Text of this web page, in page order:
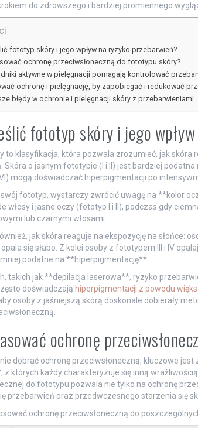
do zdrowszego i bardziej promiennego
fototyp skóry i jego wpływ na ryzyko przebarwień?
ochronę przeciwsłoneczną do fototypu skóry?
aktywne w pielęgnacji pomagają kontrolować
ochronę i pielęgnację, by zapobiegać i redukować
błędy w ochronie i pielęgnacji skóry z przebarwieniami
fototyp skóry i jego
to klasyfikacja, która pozwala zrozumieć, jak
Skóra o jasnym fototypie (I i II) jest bardziej podatna
mogą doświadczać hiperpigmentacji po
fototyp, wystarczy zwrócić uwagę na **kolor
włosy i jasne oczy (fototyp I i II), podczas gdy
lub czarnymi włosami.
jak skóra reaguje na ekspozycję na słońce:
się słabo. Z kolei osoby z fototypem III i IV
podatne na **hiperpigmentację**.
takich jak **depilacja laserowa**, ryzyko
doświadczają hiperpigmentacji z powodu
osoby z jaśniejszą skórą doskonale dobierały
ochronę
dobrać ochronę przeciwsłoneczną, kluczowe
których każdy charakteryzuje się inną
do fototypu pozwala nie tylko na ochronę
przebarwień oraz przedwczesnego starzenia się
ochronę przeciwsłoneczną do